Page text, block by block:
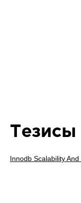
Тезисы
Innodb Scalability